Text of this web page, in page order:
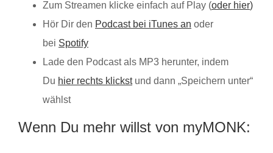
Zum Streamen klicke einfach auf Play (oder hier)
Hör Dir den Podcast bei iTunes an oder
bei Spotify
Lade den Podcast als MP3 herunter, indem
Du hier rechts klickstund dann „Speichern unter“
wählst
Wenn Du mehr willst von myMONK: